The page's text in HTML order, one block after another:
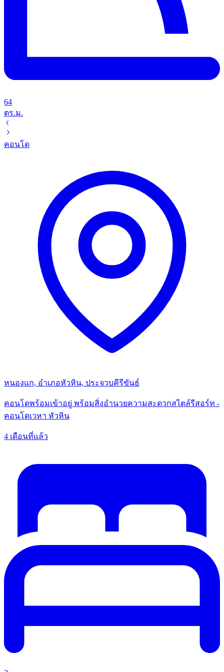
64
ตร.ม.
คอนโด
หนองแก, อำเภอหัวหิน, ประจวบคีรีขันธ์
คอนโดพร้อมเข้าอยู่ พร้อมสิ่งอำนวยความสะดวกสไตล์รีสอร์ท -
คอนโดเวหา หัวหิน
4 เดือนที่แล้ว